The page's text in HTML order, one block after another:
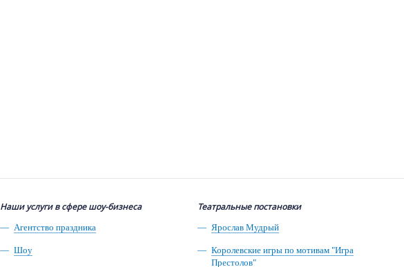
Наши услуги в сфере шоу-бизнеса
Агентство праздника
Шоу
Театральные постановки
Ярослав Мудрый
Королевские игры по мотивам "Игра
Престолов"